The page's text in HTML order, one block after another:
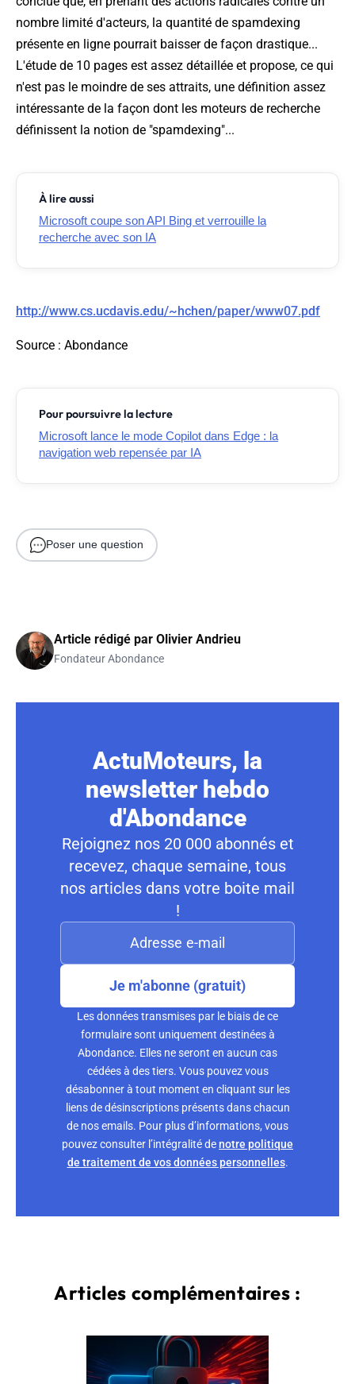
nombre limité d'acteurs, la quantité de spamdexing
présente en ligne pourrait baisser de façon drastique...
L'étude de 10 pages est assez détaillée et propose, ce qui
n'est pas le moindre de ses attraits, une définition assez
intéressante de la façon dont les moteurs de recherche
définissent la notion de "spamdexing"...
À lire aussi
Microsoft coupe son API Bing et verrouille la
recherche avec son IA
http://www.cs.ucdavis.edu/~hchen/paper/www07.pdf
Source : Abondance
Pour poursuivre la lecture
Microsoft lance le mode Copilot dans Edge : la
navigation web repensée par IA
Poser une question
Article rédigé par Olivier Andrieu
Fondateur Abondance
ActuMoteurs, la
newsletter hebdo
d'Abondance
Rejoignez nos 20 000 abonnés et
recevez, chaque semaine, tous
nos articles dans votre boite mail
!
Je m'abonne (gratuit)
Les données transmises par le biais de ce
formulaire sont uniquement destinées à
Abondance. Elles ne seront en aucun cas
cédées à des tiers. Vous pouvez vous
désabonner à tout moment en cliquant sur les
liens de désinscriptions présents dans chacun
de nos emails. Pour plus d’informations, vous
pouvez consulter l’intégralité denotre politique
de traitement de vos données personnelles.
Articles complémentaires :